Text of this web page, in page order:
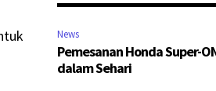
News
Pemesanan Honda Super-
dalam Sehari